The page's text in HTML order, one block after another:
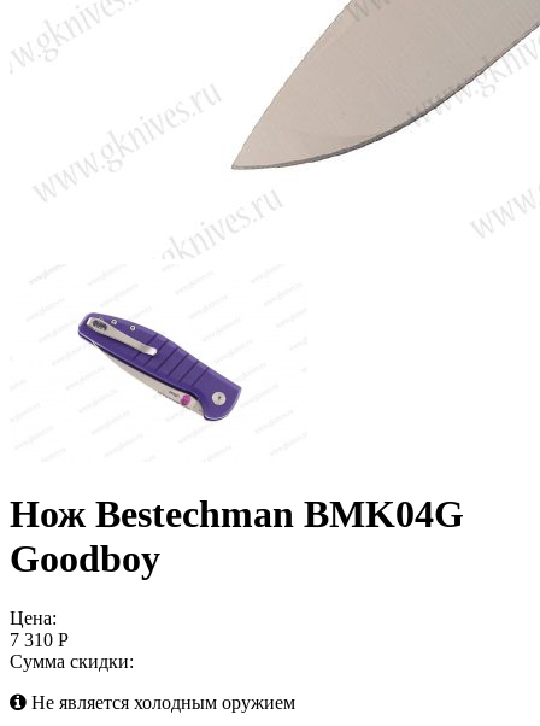
Нож Bestechman BMK04G
Goodboy
Цена:
7 310 Р
Сумма скидки:
Не является холодным оружием